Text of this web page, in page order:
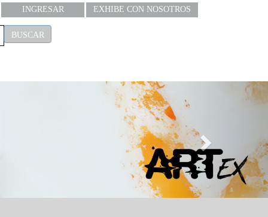
INGRESAR EXHIBE CON NOSOTROS
BUSCAR